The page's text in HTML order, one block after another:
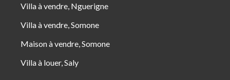
Villa à vendre, Nguerigne
Villa à vendre, Somone
Maison à vendre, Somone
Villa à louer, Saly